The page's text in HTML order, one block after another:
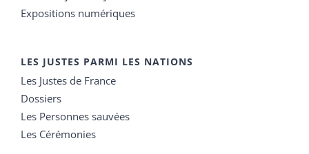
Expositions numériques
LES JUSTES PARMI LES NATIONS
Les Justes de France
Dossiers
Les Personnes sauvées
Les Cérémonies